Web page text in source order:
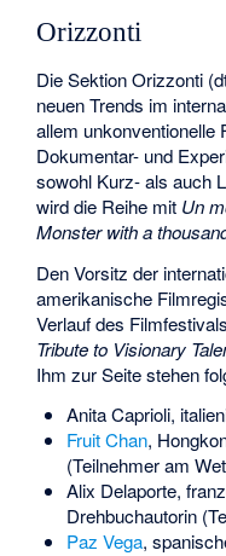
Orizzonti
Die Sektion Orizzonti
neuen Trends im
allem unkonventionelle
Dokumentar- und
sowohl Kurz- als auch
wird die Reihe mit Un
Monster with a
Den Vorsitz der
amerikanische
Verlauf des
Tribute to Visionary
Ihm zur Seite stehen
Anita Caprioli,
Fruit Chan,
(Teilnehmer am
Alix Delaporte,
Drehbuchautorin
Paz Vega,